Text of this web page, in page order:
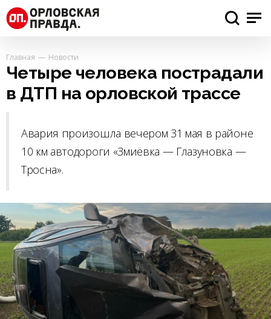
Главная Новости
Четыре человека пострадали
в ДТП на орловской трассе
Авария произошла вечером 31 мая в районе
10 км автодороги «Змиёвка — Глазуновка —
Тросна».